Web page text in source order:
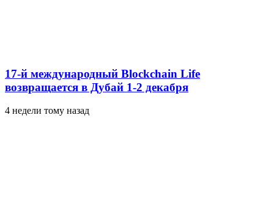
17-й международный Blockchain Life
возвращается в Дубай 1-2 декабря
4 недели тому назад